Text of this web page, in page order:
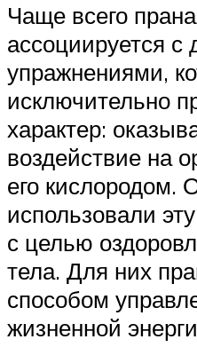
Чаще всего
ассоциируется
упражнениями,
исключительно
характер:
воздействие на
его кислородом.
использовали
с целью
тела. Для них
способом
жизненной